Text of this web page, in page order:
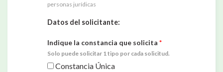
personas jurídicas
Datos del solicitante:
Indique la constancia que solicita *
Solo puede solicitar 1 tipo por cada solicitud.
Constancia Única